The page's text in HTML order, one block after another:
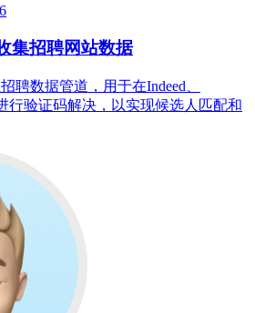
集招聘网站数据
聘数据管道，用于在Indeed、
行验证码解决，以实现候选人匹配和